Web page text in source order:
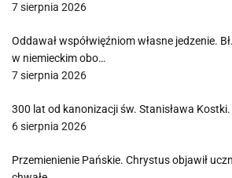
7 sierpnia 2026
Oddawał współwięźniom własne jedzenie.
w niemieckim obo…
7 sierpnia 2026
300 lat od kanonizacji św. Stanisława Kostki.
6 sierpnia 2026
Przemienienie Pańskie. Chrystus objawił